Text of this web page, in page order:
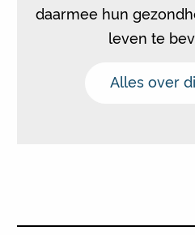
daarmee hun
leven te
Alles over